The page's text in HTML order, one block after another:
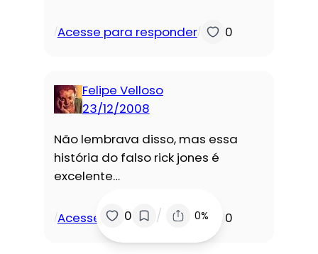
/Acesse para responder/ 0
Felipe Velloso
23/12/2008
Não lembrava disso, mas essa
história do falso rick jones é
excelente…
/Acesse para responder/ 0
0 / 0%